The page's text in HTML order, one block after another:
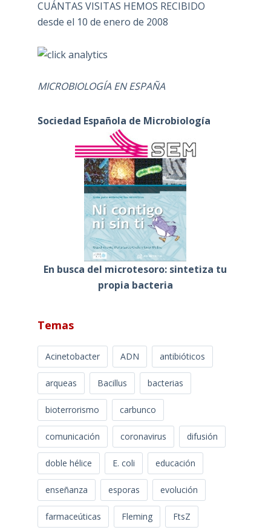
CUÁNTAS VISITAS HEMOS RECIBIDO
desde el 10 de enero de 2008
MICROBIOLOGÍA EN ESPAÑA
Sociedad Española de Microbiología
En busca del microtesoro: sintetiza tu
propia bacteria
Temas
Acinetobacter ADN antibióticos
arqueas Bacillus bacterias
bioterrorismo carbunco
comunicación coronavirus difusión
doble hélice E. coli educación
enseñanza esporas evolución
farmaceúticas Fleming FtsZ